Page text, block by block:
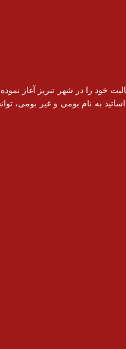
زایی در سطح کشور فعالیت خود را در شهر تبریز آغاز
به نام بومی و غیر بومی،